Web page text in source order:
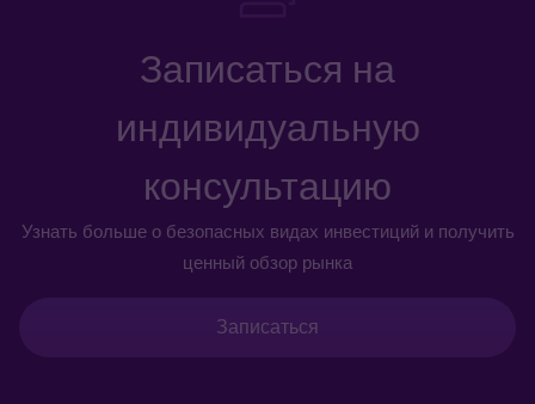
Записаться на
индивидуальную
консультацию
Узнать больше о безопасных видах инвестиций и получить
ценный обзор рынка
Записаться